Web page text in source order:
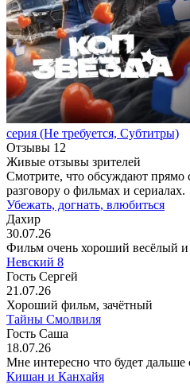
серия (Не требуется, Субтитры)
Отзывы 12
Живые отзывы зрителей
Смотрите, что обсуждают прямо
разговору о фильмах и сериалах.
Убежать, догнать, влюбиться
Дахир
30.07.26
Фильм очень хороший весёлый и
Невский 8
Гость Сергей
21.07.26
Хороший фильм, зачётный
Тайны Смолвиля
Гость Саша
18.07.26
Мне интересно что будет
Кишан и Канхайя